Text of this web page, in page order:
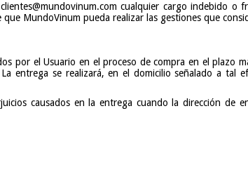
clientes@mundovinum.com cualquier cargo indebido o
MundoVinum pueda realizar las gestiones que
por el Usuario en el proceso de compra en el plazo
entrega se realizará, en el domicilio señalado a tal
causados en la entrega cuando la dirección de